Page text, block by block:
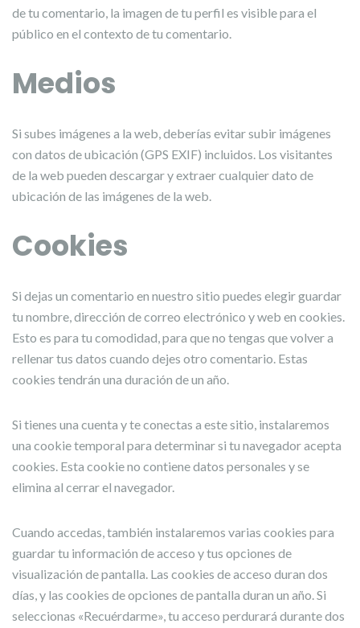
de tu comentario, la imagen de tu perfil es visible para el
público en el contexto de tu comentario.
Medios
Si subes imágenes a la web, deberías evitar subir imágenes
con datos de ubicación (GPS EXIF) incluidos. Los visitantes
de la web pueden descargar y extraer cualquier dato de
ubicación de las imágenes de la web.
Cookies
Si dejas un comentario en nuestro sitio puedes elegir guardar
tu nombre, dirección de correo electrónico y web en cookies.
Esto es para tu comodidad, para que no tengas que volver a
rellenar tus datos cuando dejes otro comentario. Estas
cookies tendrán una duración de un año.
Si tienes una cuenta y te conectas a este sitio, instalaremos
una cookie temporal para determinar si tu navegador acepta
cookies. Esta cookie no contiene datos personales y se
elimina al cerrar el navegador.
Cuando accedas, también instalaremos varias cookies para
guardar tu información de acceso y tus opciones de
visualización de pantalla. Las cookies de acceso duran dos
días, y las cookies de opciones de pantalla duran un año. Si
seleccionas «Recuérdarme», tu acceso perdurará durante dos